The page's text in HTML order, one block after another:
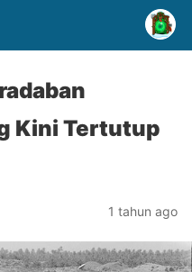
Kini Tertutup
1 tahun ago